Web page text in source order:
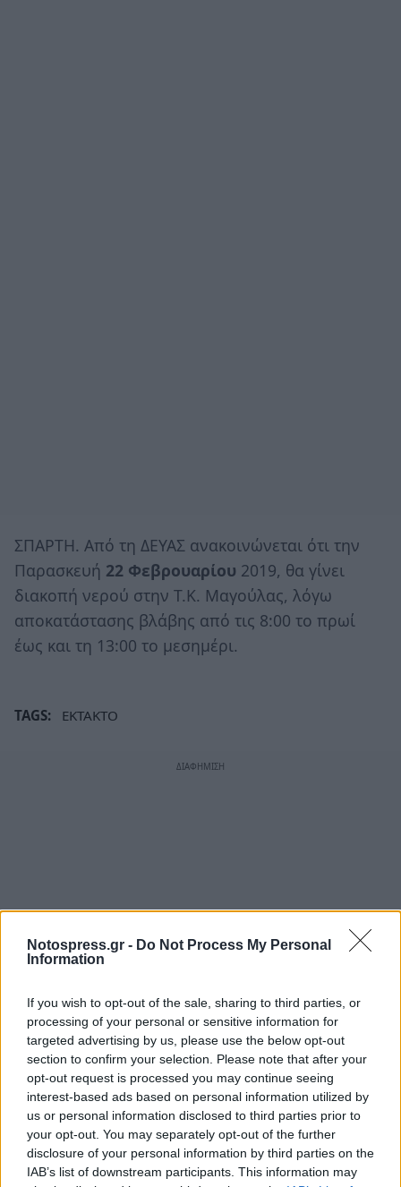
Notospress.gr - Do Not Process My Personal
Information
If you wish to opt-out of the sale, sharing to third parties, or
processing of your personal or sensitive information for
targeted advertising by us, please use the below opt-out
section to confirm your selection. Please note that after your
opt-out request is processed you may continue seeing
interest-based ads based on personal information utilized by
us or personal information disclosed to third parties prior to
your opt-out. You may separately opt-out of the further
disclosure of your personal information by third parties on the
IAB’s list of downstream participants. This information may
ΣΠΑΡΤΗ. Από τη ΔΕΥΑΣ ανακοινώνεται ότι την
Παρασκευή 22 Φεβρουαρίου 2019, θα γίνει
διακοπή νερού στην Τ.Κ. Μαγούλας, λόγω
αποκατάστασης βλάβης από τις 8:00 το πρωί
έως και τη 13:00 το μεσημέρι.
TAGS: ΕΚΤΑΚΤΟ